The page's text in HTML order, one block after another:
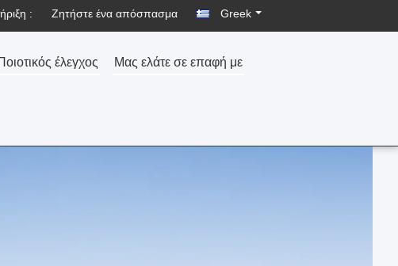
: Ζητήστε ένα απόσπασμα Greek
έλεγχος Μας ελάτε σε επαφή με